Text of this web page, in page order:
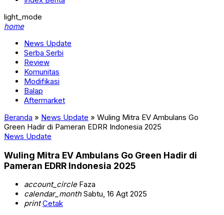
light_mode
home
News Update
Serba Serbi
Review
Komunitas
Modifikasi
Balap
Aftermarket
Beranda » News Update » Wuling Mitra EV Ambulans Go
Green Hadir di Pameran EDRR Indonesia 2025
News Update
Wuling Mitra EV Ambulans Go Green Hadir di
Pameran EDRR Indonesia 2025
account_circleFaza
calendar_monthSabtu, 16 Agt 2025
print Cetak